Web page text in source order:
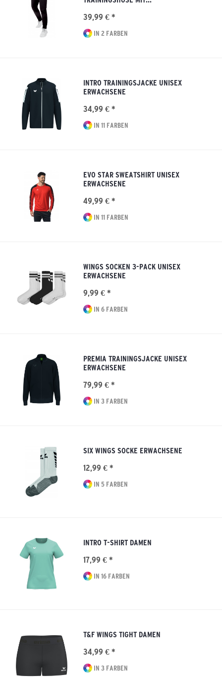
39,99 € *
IN 2 FARBEN
INTRO TRAININGSJACKE UNISEX
ERWACHSENE
34,99 € *
IN 11 FARBEN
EVO STAR SWEATSHIRT UNISEX
ERWACHSENE
49,99 € *
IN 11 FARBEN
WINGS SOCKEN 3-PACK UNISEX
ERWACHSENE
9,99 € *
IN 6 FARBEN
PREMIA TRAININGSJACKE UNISEX
ERWACHSENE
79,99 € *
IN 3 FARBEN
SIX WINGS SOCKE ERWACHSENE
12,99 € *
IN 5 FARBEN
INTRO T-SHIRT DAMEN
17,99 € *
IN 16 FARBEN
T&F WINGS TIGHT DAMEN
34,99 € *
IN 3 FARBEN